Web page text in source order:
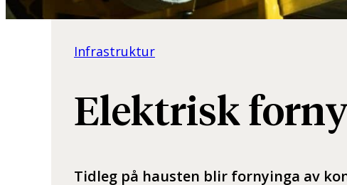
Infrastruktur
Elektrisk
Tidleg på hausten blir fornyinga av